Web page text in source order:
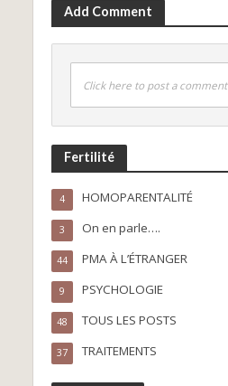
Add Comment
Click here to post a comment
Fertilité
HOMOPARENTALITÉ
4
On en parle….
3
PMA À L’ÉTRANGER
44
PSYCHOLOGIE
9
TOUS LES POSTS
48
TRAITEMENTS
37